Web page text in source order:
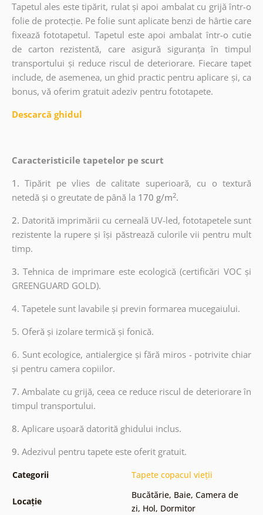
Tapetul ales este tipărit, rulat și apoi ambalat cu grijă într-o
folie de protecție. Pe folie sunt aplicate benzi de hârtie care
fixează fototapetul. Tapetul este apoi ambalat într-o cutie
de carton rezistentă, care asigură siguranța în timpul
transportului și reduce riscul de deteriorare. Fiecare tapet
include, de asemenea, un ghid practic pentru aplicare și, ca
bonus, vă oferim gratuit adeziv pentru fototapete.
Descarcă ghidul
Caracteristicile tapetelor pe scurt
1.Tipărit pe vlies de calitate superioară, cu o textură
netedă și o greutate de până la 170 g/m2.
2. Datorită imprimării cu cerneală UV-led, fototapetele sunt
rezistente la rupere și își păstrează culorile vii pentru mult
timp.
3.Tehnica de imprimare este ecologică (certificări VOC și
GREENGUARD GOLD).
4. Tapetele sunt lavabile și previn formarea mucegaiului.
5. Oferă și izolare termică și fonică.
6. Sunt ecologice, antialergice și fără miros - potrivite chiar
și pentru camera copiilor.
7.Ambalate cu grijă, ceea ce reduce riscul de deteriorare în
timpul transportului.
8. Aplicare ușoară datorită ghidului inclus.
9. Adezivul pentru tapete este oferit gratuit.
Categorii Tapete copacul vieții
Locație
Bucătărie, Baie, Camera de
zi, Hol, Dormitor